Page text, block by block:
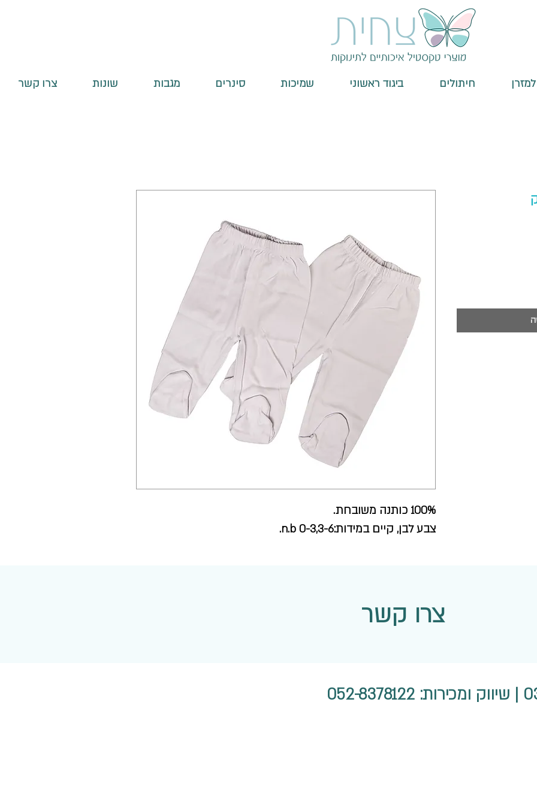
חיתולים ביגוד ראשוני שמיכות סינרים מגבות שונות צרו קשר
100% כותנה משובחת.
צבע לבן, קיים במידות:n.b 0-3,3-6.
צרו קשר